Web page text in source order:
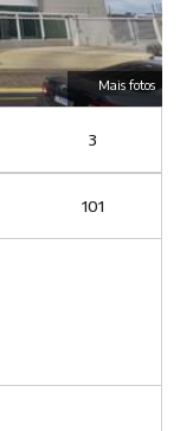
Mais fotos
3
101